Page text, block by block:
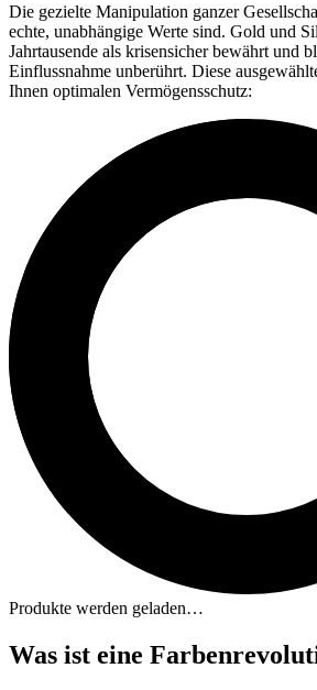
Die gezielte Manipulation ganzer
echte, unabhängige Werte sind. Gold und
Jahrtausende als krisensicher bewährt und
Einflussnahme unberührt. Diese
Ihnen optimalen Vermögensschutz:
Produkte werden geladen…
Was ist eine